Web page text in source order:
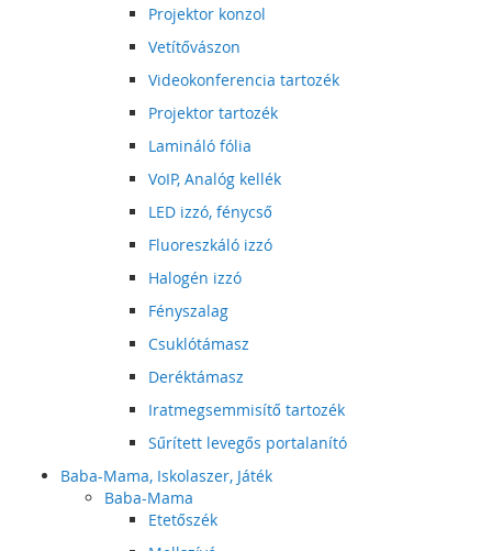
Projektor konzol
Vetítővászon
Videokonferencia tartozék
Projektor tartozék
Lamináló fólia
VoIP, Analóg kellék
LED izzó, fénycső
Fluoreszkáló izzó
Halogén izzó
Fényszalag
Csuklótámasz
Deréktámasz
Iratmegsemmisítő tartozék
Sűrített levegős portalanító
Baba-Mama, Iskolaszer, Játék
Baba-Mama
Etetőszék